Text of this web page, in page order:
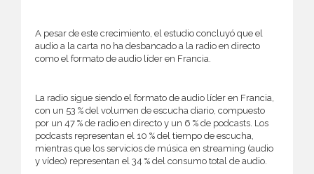
A pesar de este crecimiento, el estudio concluyó que el
audio a la carta no ha desbancado a la radio en directo
como el formato de audio líder en Francia.
La radio sigue siendo el formato de audio líder en Francia,
con un 53 % del volumen de escucha diario, compuesto
por un 47 % de radio en directo y un 6 % de podcasts. Los
podcasts representan el 10 % del tiempo de escucha,
mientras que los servicios de música en streaming (audio
y vídeo) representan el 34 % del consumo total de audio.